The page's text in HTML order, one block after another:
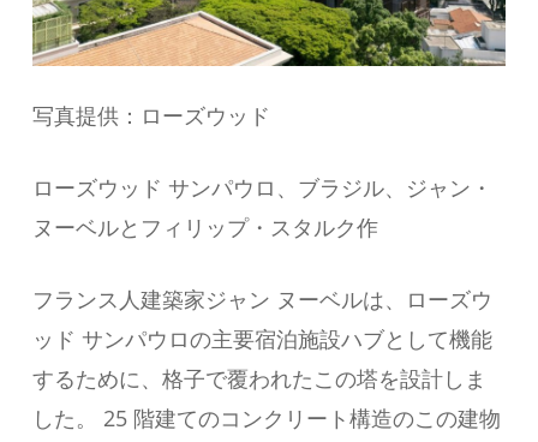
写真提供：ローズウッド
ローズウッド サンパウロ、ブラジル、ジャン・
ヌーベルとフィリップ・スタルク作
フランス人建築家ジャン ヌーベルは、ローズウ
ッド サンパウロの主要宿泊施設ハブとして機能
するために、格子で覆われたこの塔を設計しま
した。 25 階建てのコンクリート構造のこの建物